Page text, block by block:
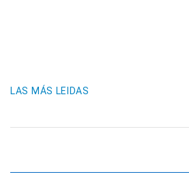
LAS MÁS LEIDAS